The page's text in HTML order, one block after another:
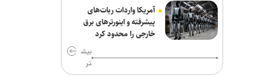
هلاکت اعضای یک تیم تروریستی در
سیستان‌وبلوچستان
مسلح در کرمان بازداشت شدند
آمریکا واردات ربات‌های
پیشرفته و اینورترهای برق
خارجی را محدود کرد
بیش
تر